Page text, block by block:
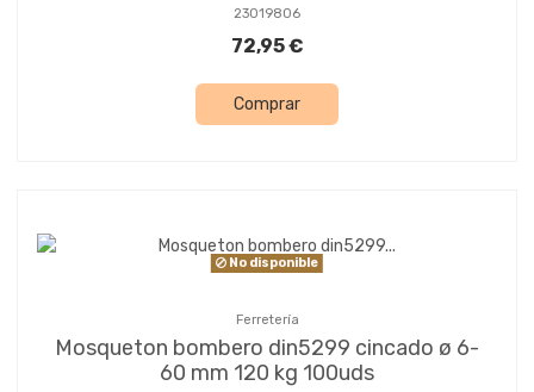
23019806
72,95 €
Comprar
No disponible
Ferretería
Mosqueton bombero din5299 cincado ø 6-
60 mm 120 kg 100uds